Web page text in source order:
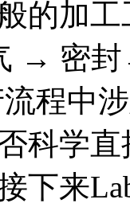
加工
密封
程中
科学
下来